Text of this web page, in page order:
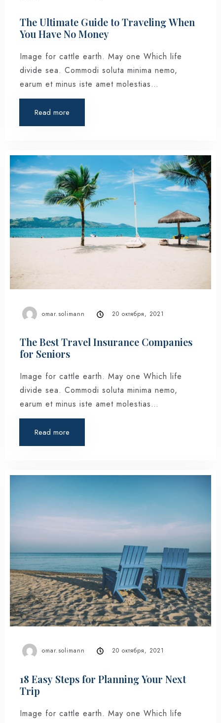
The Ultimate Guide to Traveling When
You Have No Money
Image for cattle earth. May one Which life
divide sea. Commodi soluta minima nemo,
earum et minus iste amet molestias…
Read more
omar.solimann 20 октября, 2021
The Best Travel Insurance Companies
for Seniors
Image for cattle earth. May one Which life
divide sea. Commodi soluta minima nemo,
earum et minus iste amet molestias…
Read more
omar.solimann 20 октября, 2021
18 Easy Steps for Planning Your Next
Trip
Image for cattle earth. May one Which life